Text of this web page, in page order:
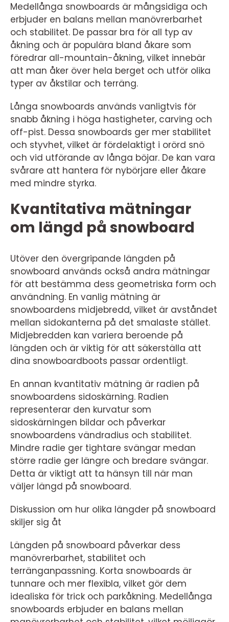
Medellånga snowboards är mångsidiga och
erbjuder en balans mellan manövrerbarhet
och stabilitet. De passar bra för all typ av
åkning och är populära bland åkare som
föredrar all-mountain-åkning, vilket innebär
att man åker över hela berget och utför olika
typer av åkstilar och terräng.
Långa snowboards används vanligtvis för
snabb åkning i höga hastigheter, carving och
off-pist. Dessa snowboards ger mer stabilitet
och styvhet, vilket är fördelaktigt i orörd snö
och vid utförande av långa böjar. De kan vara
svårare att hantera för nybörjare eller åkare
med mindre styrka.
Kvantitativa mätningar
om längd på snowboard
Utöver den övergripande längden på
snowboard används också andra mätningar
för att bestämma dess geometriska form och
användning. En vanlig mätning är
snowboardens midjebredd, vilket är avståndet
mellan sidokanterna på det smalaste stället.
Midjebredden kan variera beroende på
längden och är viktig för att säkerställa att
dina snowboardboots passar ordentligt.
En annan kvantitativ mätning är radien på
snowboardens sidoskärning. Radien
representerar den kurvatur som
sidoskärningen bildar och påverkar
snowboardens vändradius och stabilitet.
Mindre radie ger tightare svängar medan
större radie ger längre och bredare svängar.
Detta är viktigt att ta hänsyn till när man
väljer längd på snowboard.
Diskussion om hur olika längder på snowboard
skiljer sig åt
Längden på snowboard påverkar dess
manövrerbarhet, stabilitet och
terränganpassning. Korta snowboards är
tunnare och mer flexibla, vilket gör dem
idealiska för trick och parkåkning. Medellånga
snowboards erbjuder en balans mellan